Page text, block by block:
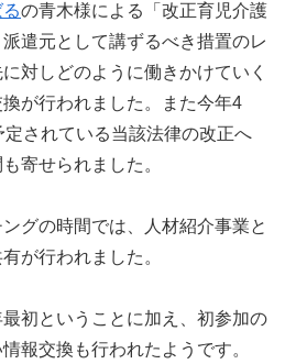
の青木様による「改正育児介護
遣元として講ずるべき措置のレ
対しどのように働きかけていく
が行われました。また今年4
されている当該法律の改正へ
寄せられました。
グの時間では、人材紹介事業と
が行われました。
初ということに加え、初参加の
報交換も行われたようです。